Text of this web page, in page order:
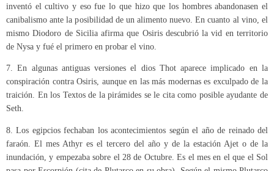
inventó el cultivo y eso fue lo que hizo que los hombres abandonasen el
canibalismo ante la posibilidad de un alimento nuevo. En cuanto al vino, el
mismo Diodoro de Sicilia afirma que Osiris descubrió la vid en territorio
de Nysa y fué el primero en probar el vino.
7. En algunas antiguas versiones el dios Thot aparece implicado en la
conspiración contra Osiris, aunque en las más modernas es exculpado de la
traición. En los Textos de la pirámides se le cita como posible ayudante de
Seth.
8. Los egipcios fechaban los acontecimientos según el año de reinado del
faraón. El mes Athyr es el tercero del año y de la estación Ajet o de la
inundación, y empezaba sobre el 28 de Octubre. Es el mes en el que el Sol